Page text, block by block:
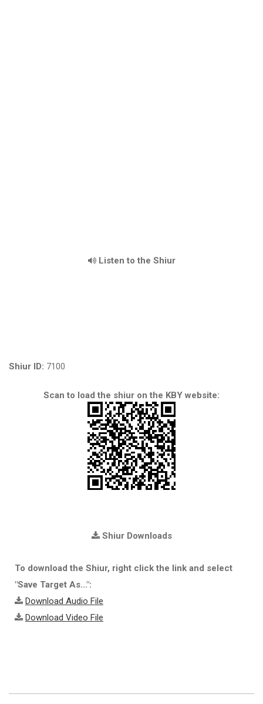
Listen to the Shiur
Shiur ID: 7100
Scan to load the shiur on the KBY website:
Shiur Downloads
To download the Shiur, right click the link and select
"Save Target As...":
Download Audio File
Download Video File